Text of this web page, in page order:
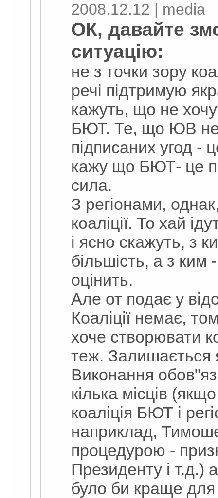
2008.12.12 | media
ОК, давайте
ситуацію:
не з точки зору
речі підтримую
кажуть, що не
БЮТ. Те, що ЮВ не
підписаних угод -
кажу що БЮТ- це
сила.
З регіонами,
коаліції. То хай
і ясно скажуть, з
більшість, а з ким
оцінить.
Але от подає у
Коаліції немає,
хоче створювати
теж. Залишається
Виконання
кілька місців
коаліція БЮТ і
наприклад,
процедурою -
Президенту і
було би краще для